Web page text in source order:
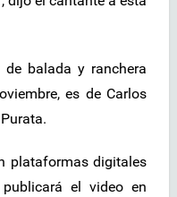
de balada y ranchera
es de Carlos
plataformas digitales
el video en